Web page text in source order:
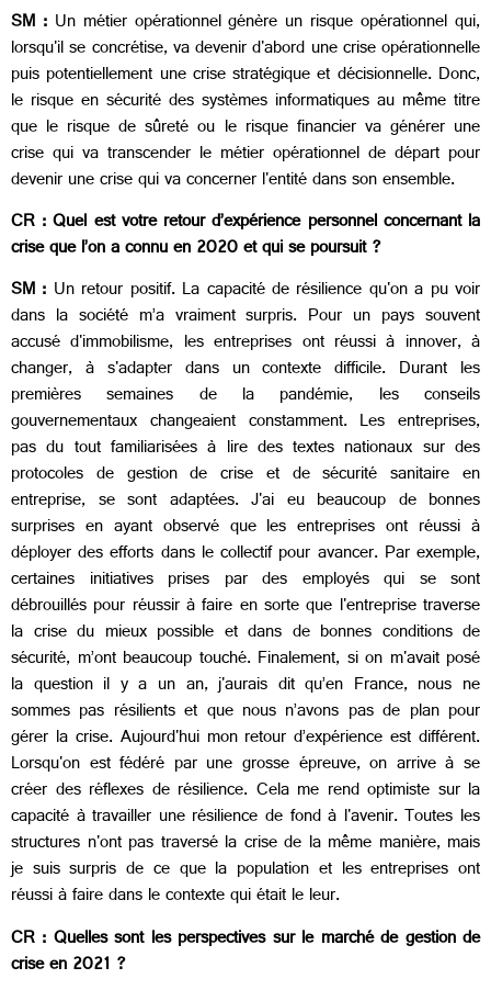
SM :Un métier opérationnel génère un risque opérationnel qui,
lorsqu'il se concrétise, va devenir d'abord une crise opérationnelle
puis potentiellement une crise stratégique et décisionnelle. Donc,
le risque en sécurité des systèmes informatiques au même titre
que le risque de sûreté ou le risque financier va générer une
crise qui va transcender le métier opérationnel de départ pour
devenir une crise qui va concerner l'entité dans son ensemble.
CR : Quel est votre retour d’expérience personnel concernant la
crise que l’on a connu en 2020 et qui se poursuit ?
SM : Un retour positif. La capacité de résilience qu'on a pu voir
dans la société m’a vraiment surpris. Pour un pays souvent
accusé d'immobilisme, les entreprises ont réussi à innover, à
changer, à s'adapter dans un contexte difficile. Durant les
premières semaines de la pandémie, les conseils
gouvernementaux changeaient constamment. Les entreprises,
pas du tout familiarisées à lire des textes nationaux sur des
protocoles de gestion de crise et de sécurité sanitaire en
entreprise, se sont adaptées. J'ai eu beaucoup de bonnes
surprises en ayant observé que les entreprises ont réussi à
déployer des efforts dans le collectif pour avancer. Par exemple,
certaines initiatives prises par des employés qui se sont
débrouillés pour réussir à faire en sorte que l'entreprise traverse
la crise du mieux possible et dans de bonnes conditions de
sécurité, m’ont beaucoup touché. Finalement, si on m'avait posé
la question il y a un an, j'aurais dit qu’en France, nous ne
sommes pas résilients et que nous n’avons pas de plan pour
gérer la crise. Aujourd'hui mon retour d’expérience est différent.
Lorsqu'on est fédéré par une grosse épreuve, on arrive à se
créer des réflexes de résilience. Cela me rend optimiste sur la
capacité à travailler une résilience de fond à l'avenir. Toutes les
structures n'ont pas traversé la crise de la même manière, mais
je suis surpris de ce que la population et les entreprises ont
réussi à faire dans le contexte qui était le leur.
CR : Quelles sont les perspectives sur le marché de gestion de
crise en 2021 ?